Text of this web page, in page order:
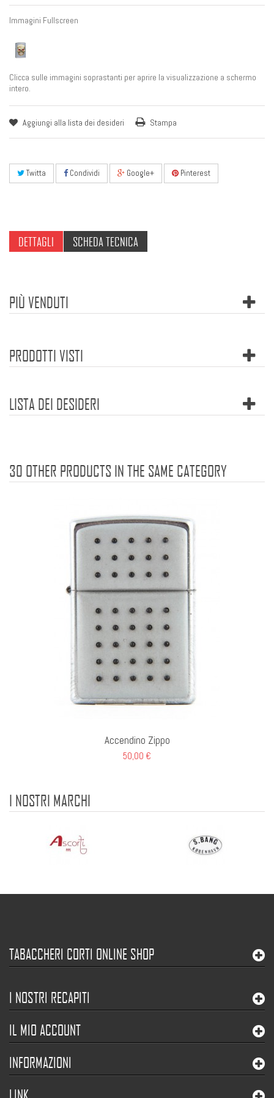
Immagini Fullscreen
Clicca sulle immagini soprastanti per aprire la visualizzazione a schermo
intero.
Aggiungi alla lista dei desideri Stampa
Twitta Condividi Google+ Pinterest
DETTAGLI SCHEDA TECNICA
PIÙ VENDUTI
PRODOTTI VISTI
LISTA DEI DESIDERI
30 OTHER PRODUCTS IN THE SAME CATEGORY
Accendino Zippo
50,00 €
I NOSTRI MARCHI
TABACCHERI CORTI ONLINE SHOP
I NOSTRI RECAPITI
IL MIO ACCOUNT
INFORMAZIONI